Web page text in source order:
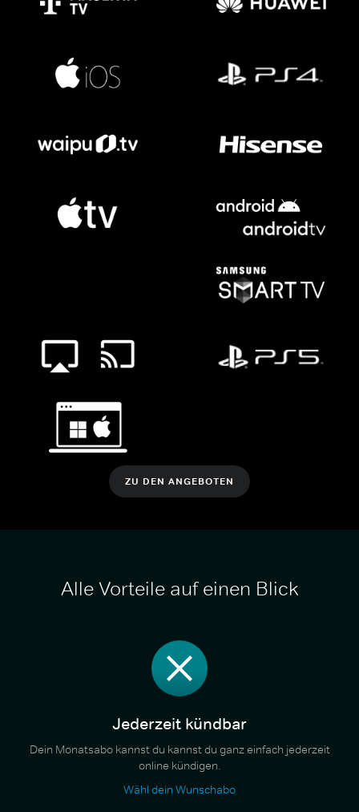
ZU DEN ANGEBOTEN
Alle Vorteile auf einen Blick
Jederzeit kündbar
Dein Monatsabo kannst du kannst du ganz einfach jederzeit
online kündigen.
Wähl dein Wunschabo